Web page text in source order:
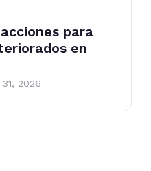
para
en
2026